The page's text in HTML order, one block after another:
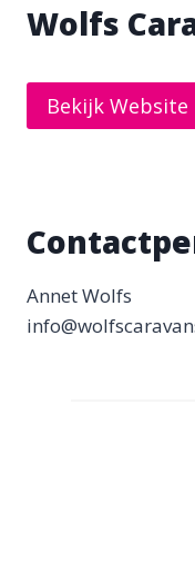
Wolfs
Bekijk Website
Annet Wolfs